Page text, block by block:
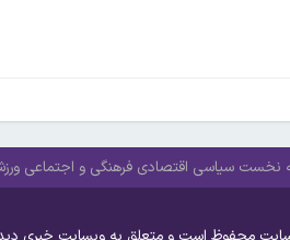
نخست سیاسی اقتصادی فرهنگی و اجتماعی